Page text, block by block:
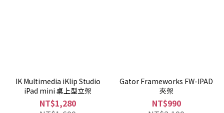
IK Multimedia iKlip Studio
iPad mini 桌上型立架
NT$1,280
Gator Frameworks FW-IPAD
夾架
NT$990